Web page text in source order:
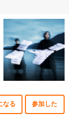
なる 参加した